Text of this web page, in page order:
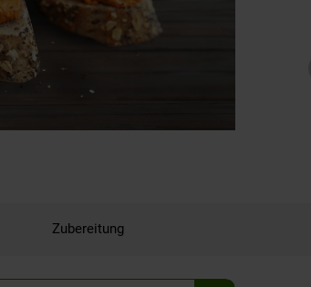
Zubereitung